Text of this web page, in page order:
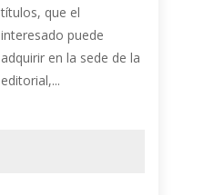
títulos, que el
interesado puede
adquirir en la sede de la
editorial,...